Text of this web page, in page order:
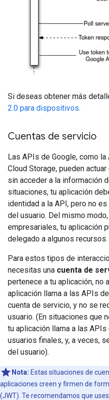
Si deseas obtener más
2.0 para dispositivos.
Cuentas de servicio
Las APIs de Google, como
Cloud Storage, pueden
sin acceder a la información
situaciones, tu aplicación
identidad a la API, pero no
del usuario. Del mismo
empresariales, tu aplicación
delegado a algunos recursos.
Para estos tipos de
necesitas una cuenta de
pertenece a tu aplicación, no
aplicación llama a las APIs
cuenta de servicio, y no se
usuario. (En situaciones que
tu aplicación llama a las
usuarios finales, y, a veces,
del usuario).
Nota: Estas situaciones de
aplicaciones creen y firmen de
(JWT). Te recomendamos que